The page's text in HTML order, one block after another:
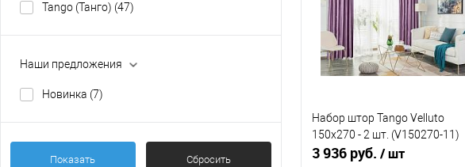
Tango (Танго) (47)
Наши предложения
Новинка (7)
Показать Сбросить
В избранное
В наличии
Набор штор Tango Velluto
150x270 - 2 шт. (V150270-11)
3 936 руб. / шт